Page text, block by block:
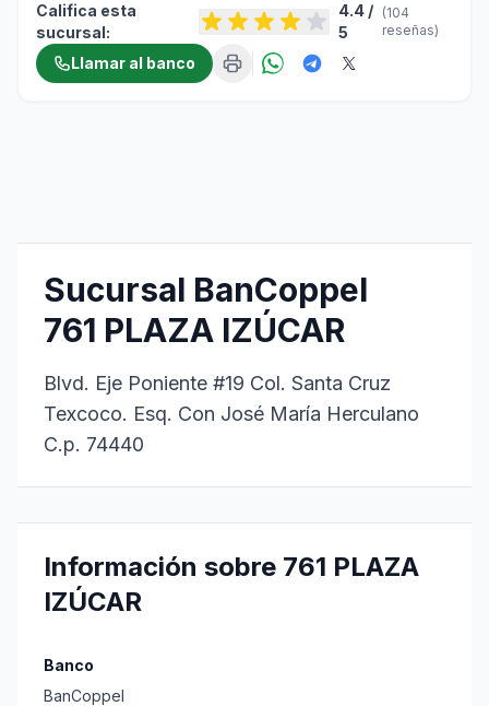
Califica esta
sucursal:
4.4 /
5
(104
reseñas)
Llamar al banco
Sucursal BanCoppel
761 PLAZA IZÚCAR
Blvd. Eje Poniente #19 Col. Santa Cruz
Texcoco. Esq. Con José María Herculano
C.p. 74440
Información sobre 761 PLAZA
IZÚCAR
Banco
BanCoppel